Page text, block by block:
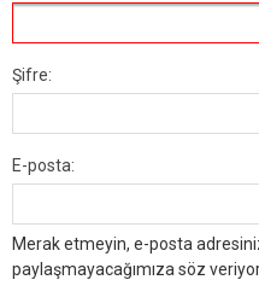
Şifre:
E-posta:
Merak etmeyin, e-posta
paylaşmayacağımıza söz